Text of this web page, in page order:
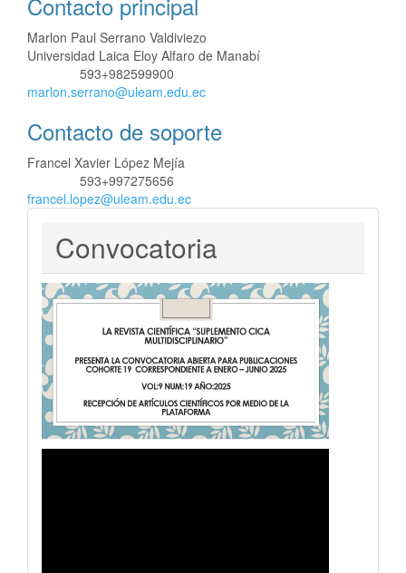
Marlon Paul Serrano Valdiviezo
Universidad Laica Eloy Alfaro de Manabí
593+982599900
marlon.serrano@uleam.edu.ec
Contacto de soporte
Francel Xavier López Mejía
593+997275656
francel.lopez@uleam.edu.ec
Convocatoria
Convocatoria